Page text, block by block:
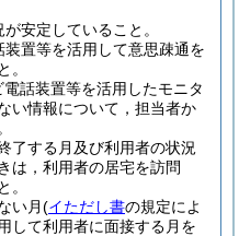
安定していること。
置等を活用して意思疎通を
。
話装置等を活用したモニタ
い情報について，担当者か
了する月及び利用者の状況
は，利用者の居宅を訪問
。
い月(イただし書の規定によ
して利用者に面接する月を